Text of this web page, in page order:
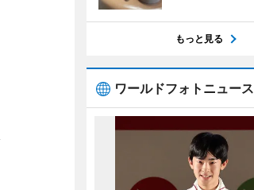
もっと見る
ワールドフォトニュース